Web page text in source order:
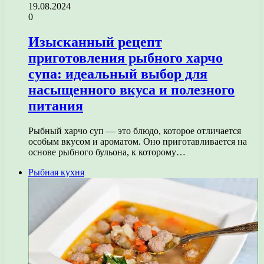
19.08.2024
0
Изысканный рецепт
приготовления рыбного харчо
супа: идеальный выбор для
насыщенного вкуса и полезного
питания
Рыбный харчо суп — это блюдо, которое отличается
особым вкусом и ароматом. Оно приготавливается на
основе рыбного бульона, к которому…
Рыбная кухня